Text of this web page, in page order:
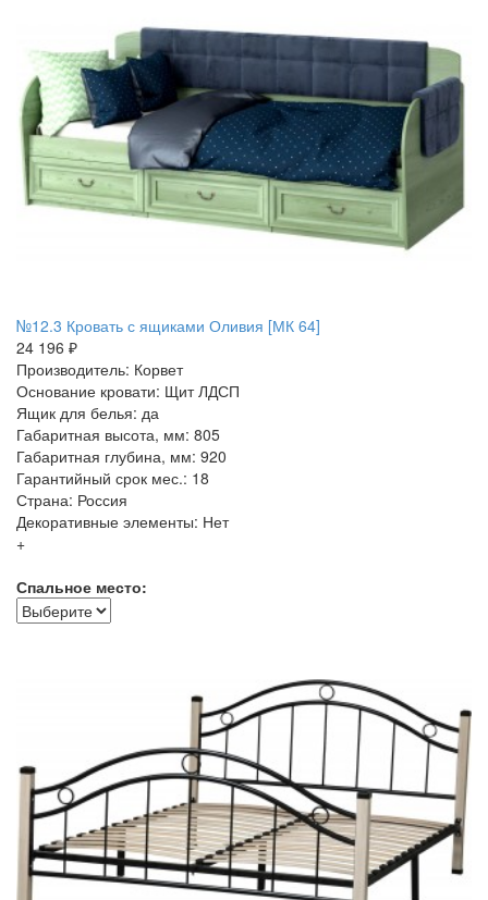
№12.3 Кровать с ящиками Оливия [МК 64]
24 196 ₽
Производитель: Корвет
Основание кровати: Щит ЛДСП
Ящик для белья: да
Габаритная высота, мм: 805
Габаритная глубина, мм: 920
Гарантийный срок мес.: 18
Страна: Россия
Декоративные элементы: Нет
+
Спальное место: